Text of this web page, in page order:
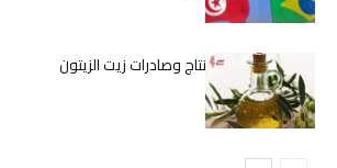
زيادة قياسية في إنتاج وصادرات زيت الزيتون